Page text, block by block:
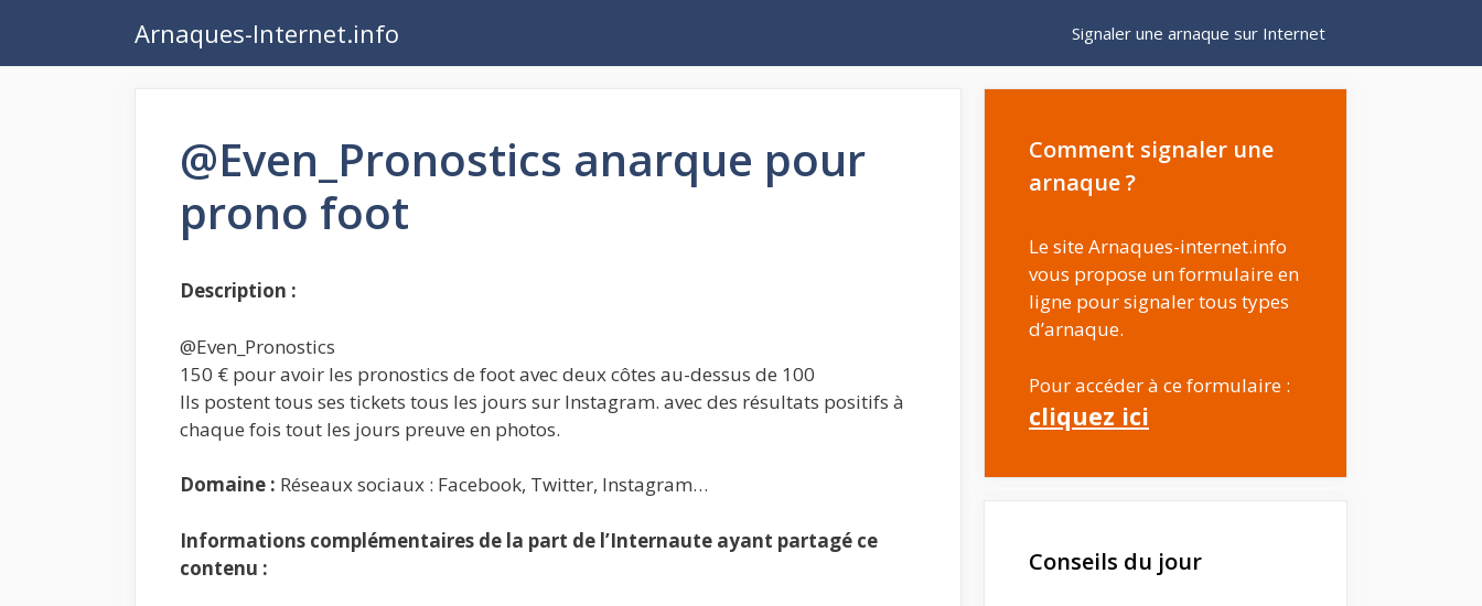
contenu
Arnaques-Internet.info Signaler une arnaque sur Internet
@Even_Pronostics anarque pour
prono foot
Description :
@Even_Pronostics
150 € pour avoir les pronostics de foot avec deux côtes au-dessus de 100
Ils postent tous ses tickets tous les jours sur Instagram. avec des résultats positifs à
chaque fois tout les jours preuve en photos.
Domaine : Réseaux sociaux : Facebook, Twitter, Instagram…
Informations complémentaires de la part de l’Internaute ayant partagé ce
contenu :
Comment signaler une
arnaque ?
Le site Arnaques-internet.info
vous propose un formulaire en
ligne pour signaler tous types
d’arnaque.
Pour accéder à ce formulaire :
cliquez ici
Conseils du jour